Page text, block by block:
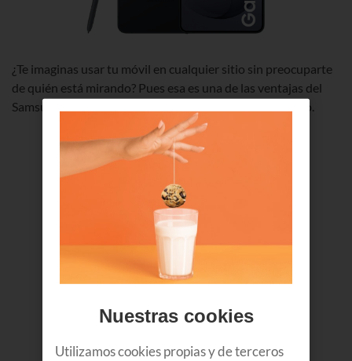
¿Te imaginas usar tu móvil en cualquier sitio sin preocuparte
de quién está mirando? Pues esa es una de las ventajas del
Samsung Galaxy S26 Ultra. Te lo contamos en este vídeo.
Nuestras cookies
Utilizamos cookies propias y de terceros